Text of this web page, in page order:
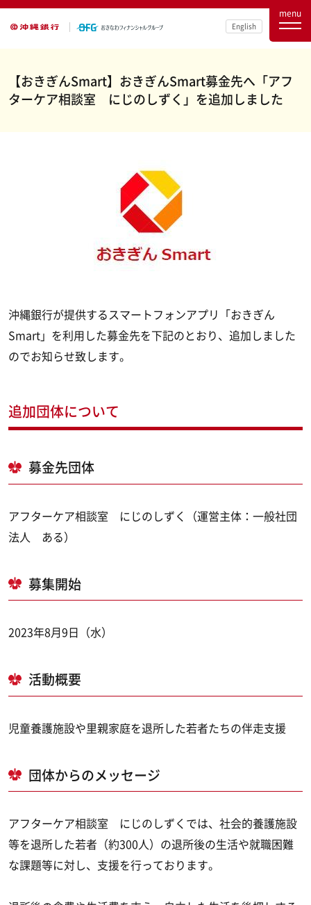
English
menu
【おきぎんSmart】おきぎんSmart募金先へ「アフ
ターケア相談室 にじのしずく」を追加しました
沖縄銀行が提供するスマートフォンアプリ「おきぎん
Smart」を利用した募金先を下記のとおり、追加しました
のでお知らせ致します。
追加団体について
募金先団体
アフターケア相談室 にじのしずく（運営主体：一般社団
法人 ある）
募集開始
2023年8月9日（水）
活動概要
児童養護施設や里親家庭を退所した若者たちの伴走支援
団体からのメッセージ
アフターケア相談室 にじのしずくでは、社会的養護施設
等を退所した若者（約300人）の退所後の生活や就職困難
な課題等に対し、支援を行っております。